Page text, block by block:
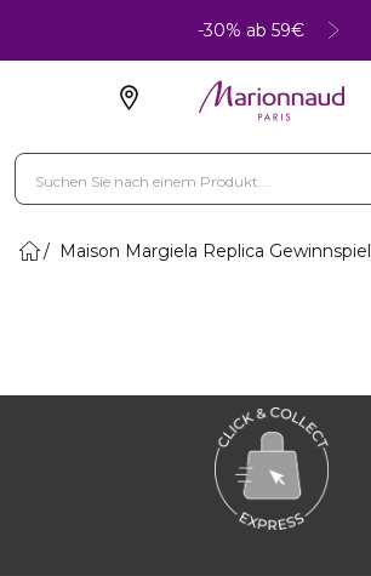
-30% ab 59€
Maison Margiela Replica Gewinnspiel